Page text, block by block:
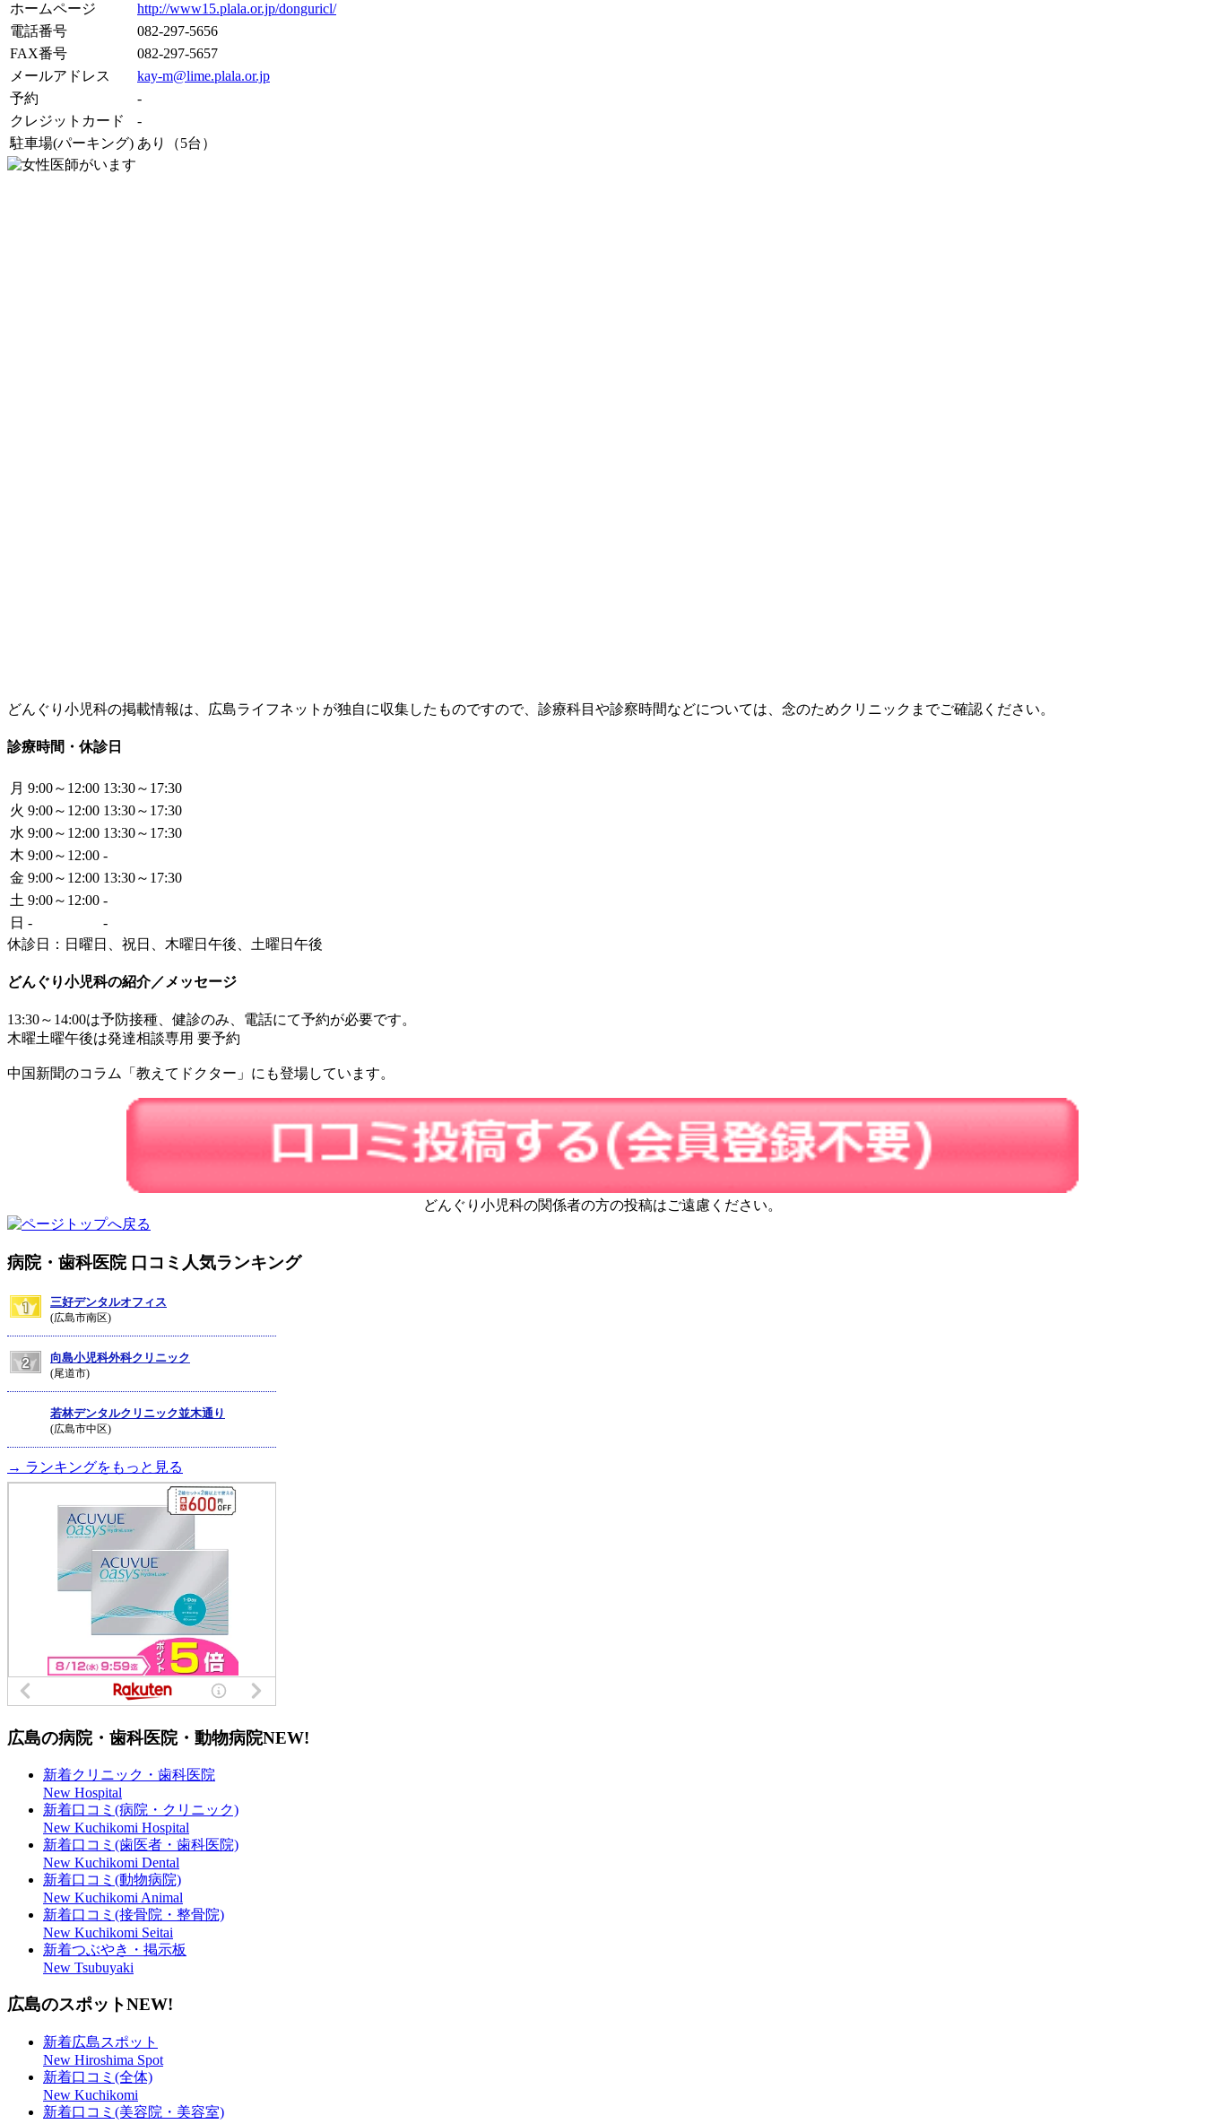
ホームページ
http://www15.plala.or.jp/donguricl/
電話番号
082-297-5656
FAX番号
082-297-5657
メールアドレス
kay-m@lime.plala.or.jp
予約
-
クレジットカード
-
駐車場(パーキング) あり（5台）
どんぐり小児科の掲載情報は、広島ライフネットが独自に収集したものですので、診療科目や診察時間などについては、念のためクリニックまでご確認ください。
診療時間・休診日
月 9:00～12:00 13:30～17:30
火 9:00～12:00 13:30～17:30
水 9:00～12:00 13:30～17:30
木 9:00～12:00 -
金 9:00～12:00 13:30～17:30
土 9:00～12:00 -
日 -
-
休診日：日曜日、祝日、木曜日午後、土曜日午後
どんぐり小児科の紹介／メッセージ
13:30～14:00は予防接種、健診のみ、電話にて予約が必要です。
木曜土曜午後は発達相談専用 要予約
中国新聞のコラム「教えてドクター」にも登場しています。
どんぐり小児科の関係者の方の投稿はご遠慮ください。
病院・歯科医院 口コミ人気ランキング
三好デンタルオフィス
(広島市南区)
向島小児科外科クリニック
(尾道市)
若林デンタルクリニック並木通り
(広島市中区)
→ ランキングをもっと見る
広島の病院・歯科医院・動物病院NEW!
新着クリニック・歯科医院
New Hospital
新着口コミ(病院・クリニック)
New Kuchikomi Hospital
新着口コミ(歯医者・歯科医院)
New Kuchikomi Dental
新着口コミ(動物病院)
New Kuchikomi Animal
新着口コミ(接骨院・整骨院)
New Kuchikomi Seitai
新着つぶやき・掲示板
New Tsubuyaki
広島のスポットNEW!
新着広島スポット
New Hiroshima Spot
新着口コミ(全体)
New Kuchikomi
新着口コミ(美容院・美容室)